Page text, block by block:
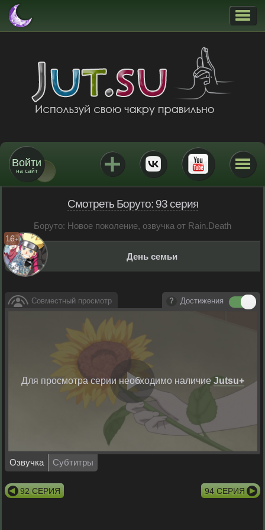
Войти
на сайт
Смотреть Боруто: 93 серия
Боруто: Новое поколение, озвучка от Rain.Death
16+
День семьи
Совместный просмотр Достижения
Для просмотра серии необходимо наличие Jutsu+
видео
Озвучка Субтитры
92 СЕРИЯ 94 СЕРИЯ